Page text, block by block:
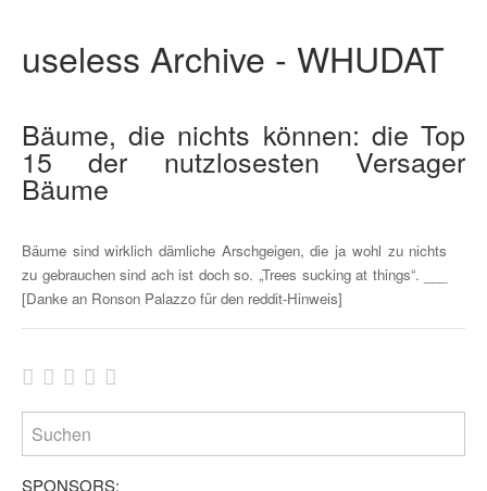
useless Archive - WHUDAT
Bäume, die nichts können: die Top
15 der nutzlosesten Versager
Bäume
Bäume sind wirklich dämliche Arschgeigen, die ja wohl zu nichts
zu gebrauchen sind ach ist doch so. „Trees sucking at things“. ___
[Danke an Ronson Palazzo für den reddit-Hinweis]
SPONSORS: